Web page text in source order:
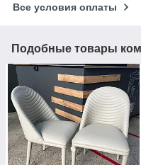
Все условия оплаты
Подобные товары